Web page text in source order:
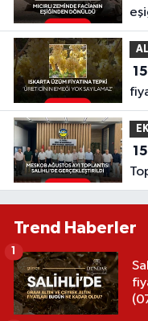
Trend Haberler
1